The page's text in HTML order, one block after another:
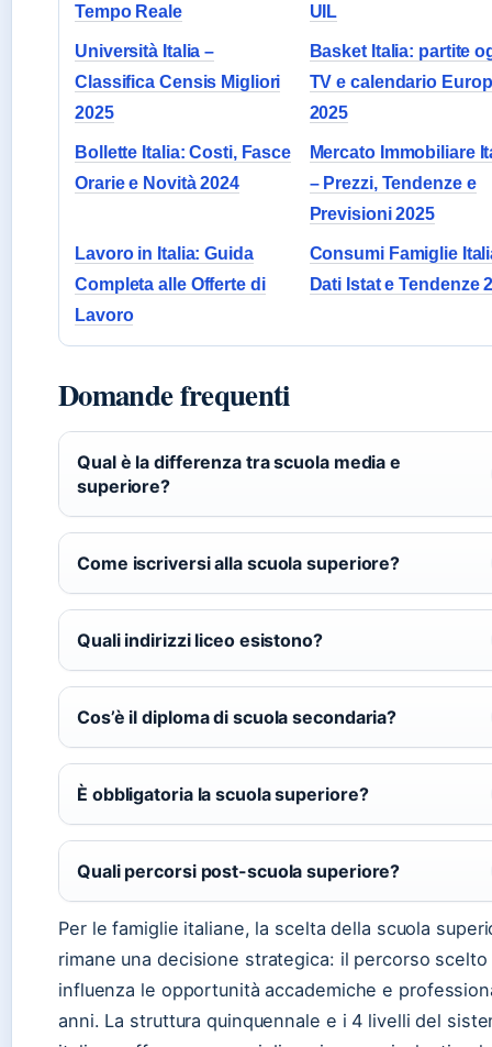
Tempo Reale
UIL
Università Italia –
Classifica Censis Migliori
2025
Basket Italia: partite
TV e calendario
2025
Bollette Italia: Costi, Fasce
Orarie e Novità 2024
Mercato Immobiliare
– Prezzi, Tendenze e
Previsioni 2025
Lavoro in Italia: Guida
Completa alle Offerte di
Lavoro
Consumi Famiglie
Dati Istat e Tendenze
Domande frequenti
Qual è la differenza tra scuola media e
superiore?
Come iscriversi alla scuola superiore?
Quali indirizzi liceo esistono?
Cos’è il diploma di scuola secondaria?
È obbligatoria la scuola superiore?
Quali percorsi post-scuola superiore?
Per le famiglie italiane, la scelta della scuola
rimane una decisione strategica: il percorso scelto
influenza le opportunità accademiche e
anni. La struttura quinquennale e i 4 livelli del